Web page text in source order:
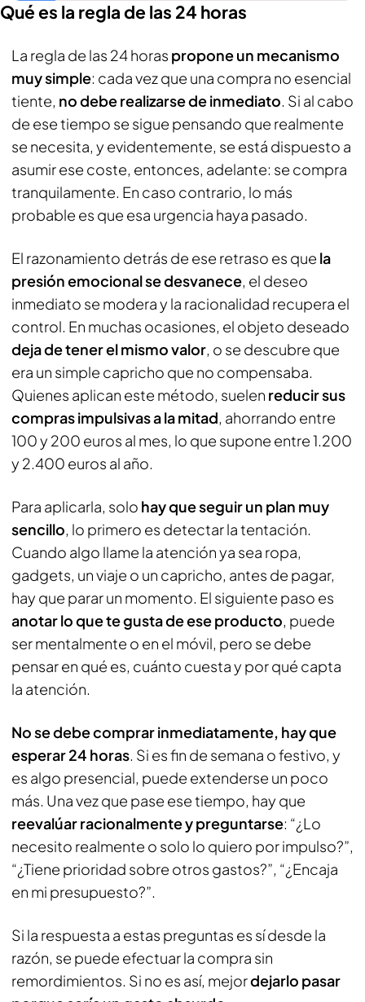
Qué es la regla de las 24 horas
La regla de las 24 horas propone un mecanismo
muy simple: cada vez que una compra no esencial
tiente, no debe realizarse de inmediato. Si al cabo
de ese tiempo se sigue pensando que realmente
se necesita, y evidentemente, se está dispuesto a
asumir ese coste, entonces, adelante: se compra
tranquilamente. En caso contrario, lo más
probable es que esa urgencia haya pasado.
El razonamiento detrás de ese retraso es que la
presión emocional se desvanece, el deseo
inmediato se modera y la racionalidad recupera el
control. En muchas ocasiones, el objeto deseado
deja de tener el mismo valor, o se descubre que
era un simple capricho que no compensaba.
Quienes aplican este método, suelen reducirsus
compras impulsivas a la mitad, ahorrando entre
100 y 200 euros al mes, lo que supone entre 1.200
y 2.400 euros al año.
Para aplicarla, solo hay que seguir un plan muy
sencillo, lo primero es detectar la tentación.
Cuando algo llame la atención ya sea ropa,
gadgets, un viaje o un capricho, antes de pagar,
hay que parar un momento. El siguiente paso es
anotar lo que te gusta de ese producto, puede
ser mentalmente o en el móvil, pero se debe
pensar en qué es, cuánto cuesta y por qué capta
la atención.
No se debe comprar inmediatamente, hay que
esperar 24 horas. Si es fin de semana o festivo, y
es algo presencial, puede extenderse un poco
más. Una vez que pase ese tiempo, hay que
reevalúar racionalmente y preguntarse: “¿Lo
necesito realmente o solo lo quiero por impulso?”,
“¿Tiene prioridad sobre otros gastos?”, “¿Encaja
en mi presupuesto?”.
Si la respuesta a estas preguntas es sí desde la
razón, se puede efectuar la compra sin
remordimientos. Si no es así, mejordejarlo pasar